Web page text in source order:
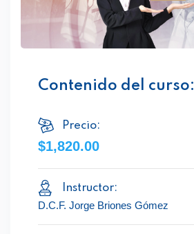
Contenido del curso:
Precio:
$1,820.00
Instructor:
D.C.F. Jorge Briones Gómez